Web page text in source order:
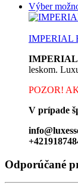
Výber
IMPERIAL
IMPERIAL
leskom.
POZOR!
V prípade
Odporúčané